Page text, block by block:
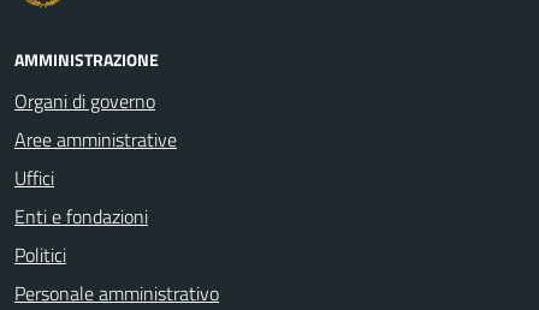
AMMINISTRAZIONE
Organi di governo
Aree amministrative
Uffici
Enti e fondazioni
Politici
Personale amministrativo